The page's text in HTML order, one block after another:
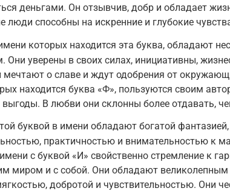
деньгами. Он отзывчив, добр и обладает
люди способны на искренние и глубокие
которых находится эта буква, обладают
уверены в своих силах, инициативны,
мечтают о славе и ждут одобрения от
находится буква «Ф», пользуются своим
выгоды. В любви они склонны более отдавать,
буквой в имени обладают богатой
практичностью и внимательностью к
с буквой «И» свойственно стремление к
миром и с собой. Они обладают
добротой и чувствительностью. Они